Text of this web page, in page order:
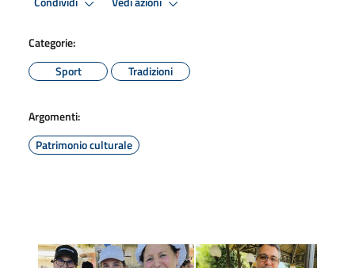
Categorie:
Sport
Tradizioni
Argomenti:
Patrimonio culturale